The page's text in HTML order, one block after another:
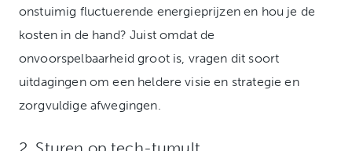
onstuimig fluctuerende energieprijzen en hou je de
kosten in de hand? Juist omdat de
onvoorspelbaarheid groot is, vragen dit soort
uitdagingen om een heldere visie en strategie en
zorgvuldige afwegingen.